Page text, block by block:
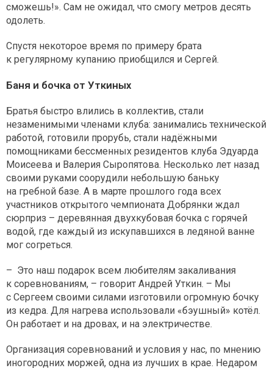
сможешь!». Сам не ожидал, что смогу метров десять
одолеть.
Спустя некоторое время по примеру брата
к регулярному купанию приобщился и Сергей.
Баня и бочка от Уткиных
Братья быстро влились в коллектив, стали
незаменимыми членами клуба: занимались технической
работой, готовили прорубь, стали надёжными
помощниками бессменных резидентов клуба Эдуарда
Моисеева и Валерия Сыропятова. Несколько лет назад
своими руками соорудили небольшую баньку
на гребной базе. А в марте прошлого года всех
участников открытого чемпионата Добрянки ждал
сюрприз – деревянная двухкубовая бочка с горячей
водой, где каждый из искупавшихся в ледяной ванне
мог согреться.
– Это наш подарок всем любителям закаливания
к соревнованиям, – говорит Андрей Уткин. – Мы
с Сергеем своими силами изготовили огромную бочку
из кедра. Для нагрева использовали «бэушный» котёл.
Он работает и на дровах, и на электричестве.
Организация соревнований и условия у нас, по мнению
иногородних моржей, одна из лучших в крае. Недаром